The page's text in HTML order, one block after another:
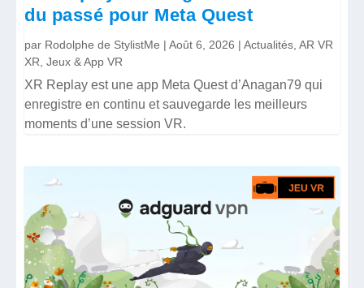
du passé pour Meta Quest
par Rodolphe de StylistMe |Août 6, 2026 |Actualités,AR VR
XR,Jeux & App VR
XR Replay est une app Meta Quest d’Anagan79 qui
enregistre en continu et sauvegarde les meilleurs
moments d’une session VR.